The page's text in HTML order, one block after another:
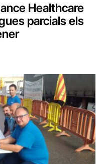
Healthcare
parcials els